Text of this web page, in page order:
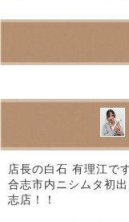
店長の白石 有理江です
合志市内ニシムタ初
志店！！